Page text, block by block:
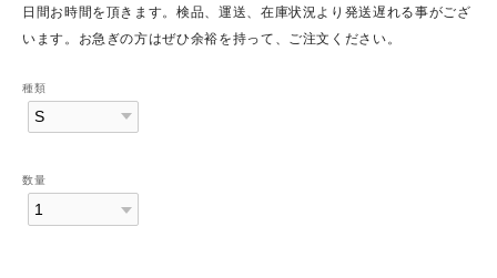
日間お時間を頂きます。検品、運送、在庫状況より発送遅れる事がござ
います。お急ぎの方はぜひ余裕を持って、ご注文ください。
種類
数量